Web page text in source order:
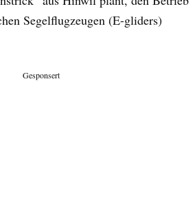
Segelflugzeugen (E-gliders)
Gesponsert